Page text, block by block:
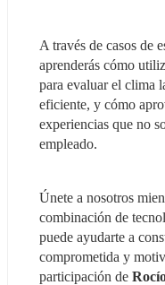
A través de casos de
aprenderás cómo
para evaluar el clima
eficiente, y cómo
experiencias que no
empleado.
Únete a nosotros
combinación de
puede ayudarte a
comprometida y
participación de